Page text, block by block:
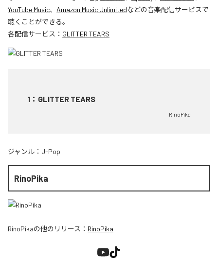
YouTube Music、 Amazon Music Unlimitedなどの音楽配信サービスで
聴くことができる。
各配信サービス： GLITTER TEARS
1 ： GLITTER TEARS
RinoPika
ジャンル： J-Pop
RinoPika
RinoPikaの他のリリース： RinoPika